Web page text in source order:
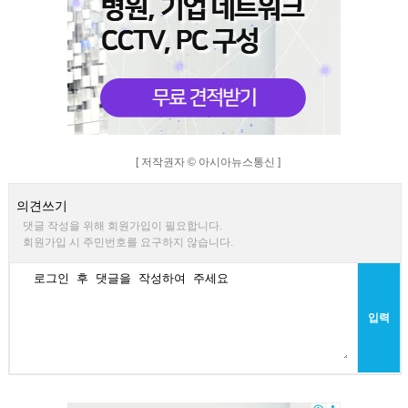
[ 저작권자 © 아시아뉴스통신 ]
의견쓰기
댓글 작성을 위해 회원가입이 필요합니다.
회원가입 시 주민번호를 요구하지 않습니다.
입력